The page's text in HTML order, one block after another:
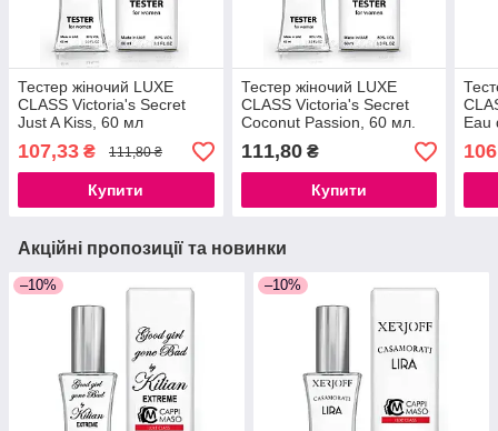
Тестер жіночий LUXE
CLASS Victoria's Secret
Just A Kiss, 60 мл
107,33 ₴ 111,80 ₴
Купити
Тестер жіночий LUXE
CLASS Victoria's Secret
Coconut Passion, 60 мл.
111,80₴
Купити
Eau
Акційні пропозиції та новинки
–10% –10%